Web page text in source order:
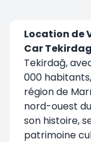
Location de
Car Tekirdag
Tekirdağ,
000
région de
nord-ouest
son histoire,
patrimoine